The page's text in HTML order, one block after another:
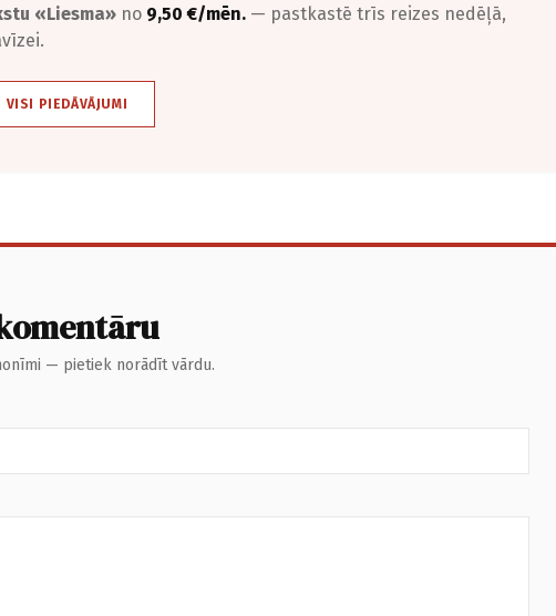
«Liesma» no 9,50 €/mēn. — pastkastē trīs reizes nedēļā,
VISI PIEDĀVĀJUMI
— pietiek norādīt vārdu.